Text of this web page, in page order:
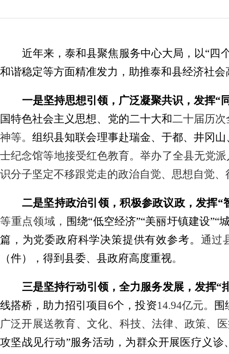
近年来，泰和县聚焦服务中心大局， 以“四
和谐稳定等方面精准发力，助推泰和县经济社会
一是坚持思想引领，广泛凝聚共识，发挥“
国特色社会主义思想、 党的二十大和二十届历
神等。组织县知联会理事赴瑞金、于都、井冈山
士纪念馆等地接受红色教育。举办了全县无党派
识分子坚定不移跟党走的政治自觉、思想自觉、
二是坚持政治引领，积极参政议政，发挥“
等重点领域， 围绕“低空经济”“美丽圩镇建设”“
篇，为党委政府科学决策提供有效参考。 通过
（件）， 得到县委、县政府高度重视。
三是坚持行动引领，全力服务发展，发挥“
线搭桥，助力招引项目 6个，投资14.94亿元。
围
广泛开展送教育、文化、科技、法律、政策、
攻坚战见行动”服务活动，为群众开展医疗义